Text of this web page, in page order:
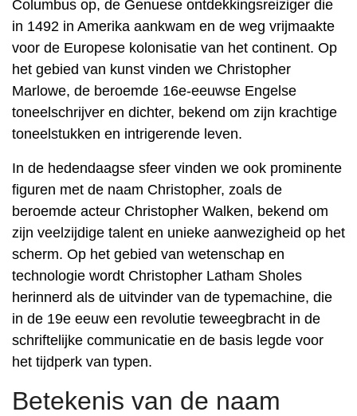
Columbus op, de Genuese ontdekkingsreiziger die
in 1492 in Amerika aankwam en de weg vrijmaakte
voor de Europese kolonisatie van het continent. Op
het gebied van kunst vinden we Christopher
Marlowe, de beroemde 16e-eeuwse Engelse
toneelschrijver en dichter, bekend om zijn krachtige
toneelstukken en intrigerende leven.
In de hedendaagse sfeer vinden we ook prominente
figuren met de naam Christopher, zoals de
beroemde acteur Christopher Walken, bekend om
zijn veelzijdige talent en unieke aanwezigheid op het
scherm. Op het gebied van wetenschap en
technologie wordt Christopher Latham Sholes
herinnerd als de uitvinder van de typemachine, die
in de 19e eeuw een revolutie teweegbracht in de
schriftelijke communicatie en de basis legde voor
het tijdperk van typen.
Betekenis van de naam